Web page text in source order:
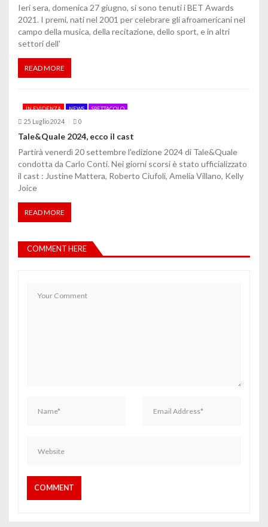
Ieri sera, domenica 27 giugno, si sono tenuti i BET Awards
2021. I premi, nati nel 2001 per celebrare gli afroamericani nel
campo della musica, della recitazione, dello sport, e in altri
settori dell'
READ MORE
IN EVIDENZA NEWS SPETTACOLO
25 Luglio 2024 0
Tale&Quale 2024, ecco il cast
Partirà venerdì 20 settembre l'edizione 2024 di Tale&Quale
condotta da Carlo Conti. Nei giorni scorsi è stato ufficializzato
il cast : Justine Mattera, Roberto Ciufoli, Amelia Villano, Kelly
Joice
READ MORE
COMMENT HERE